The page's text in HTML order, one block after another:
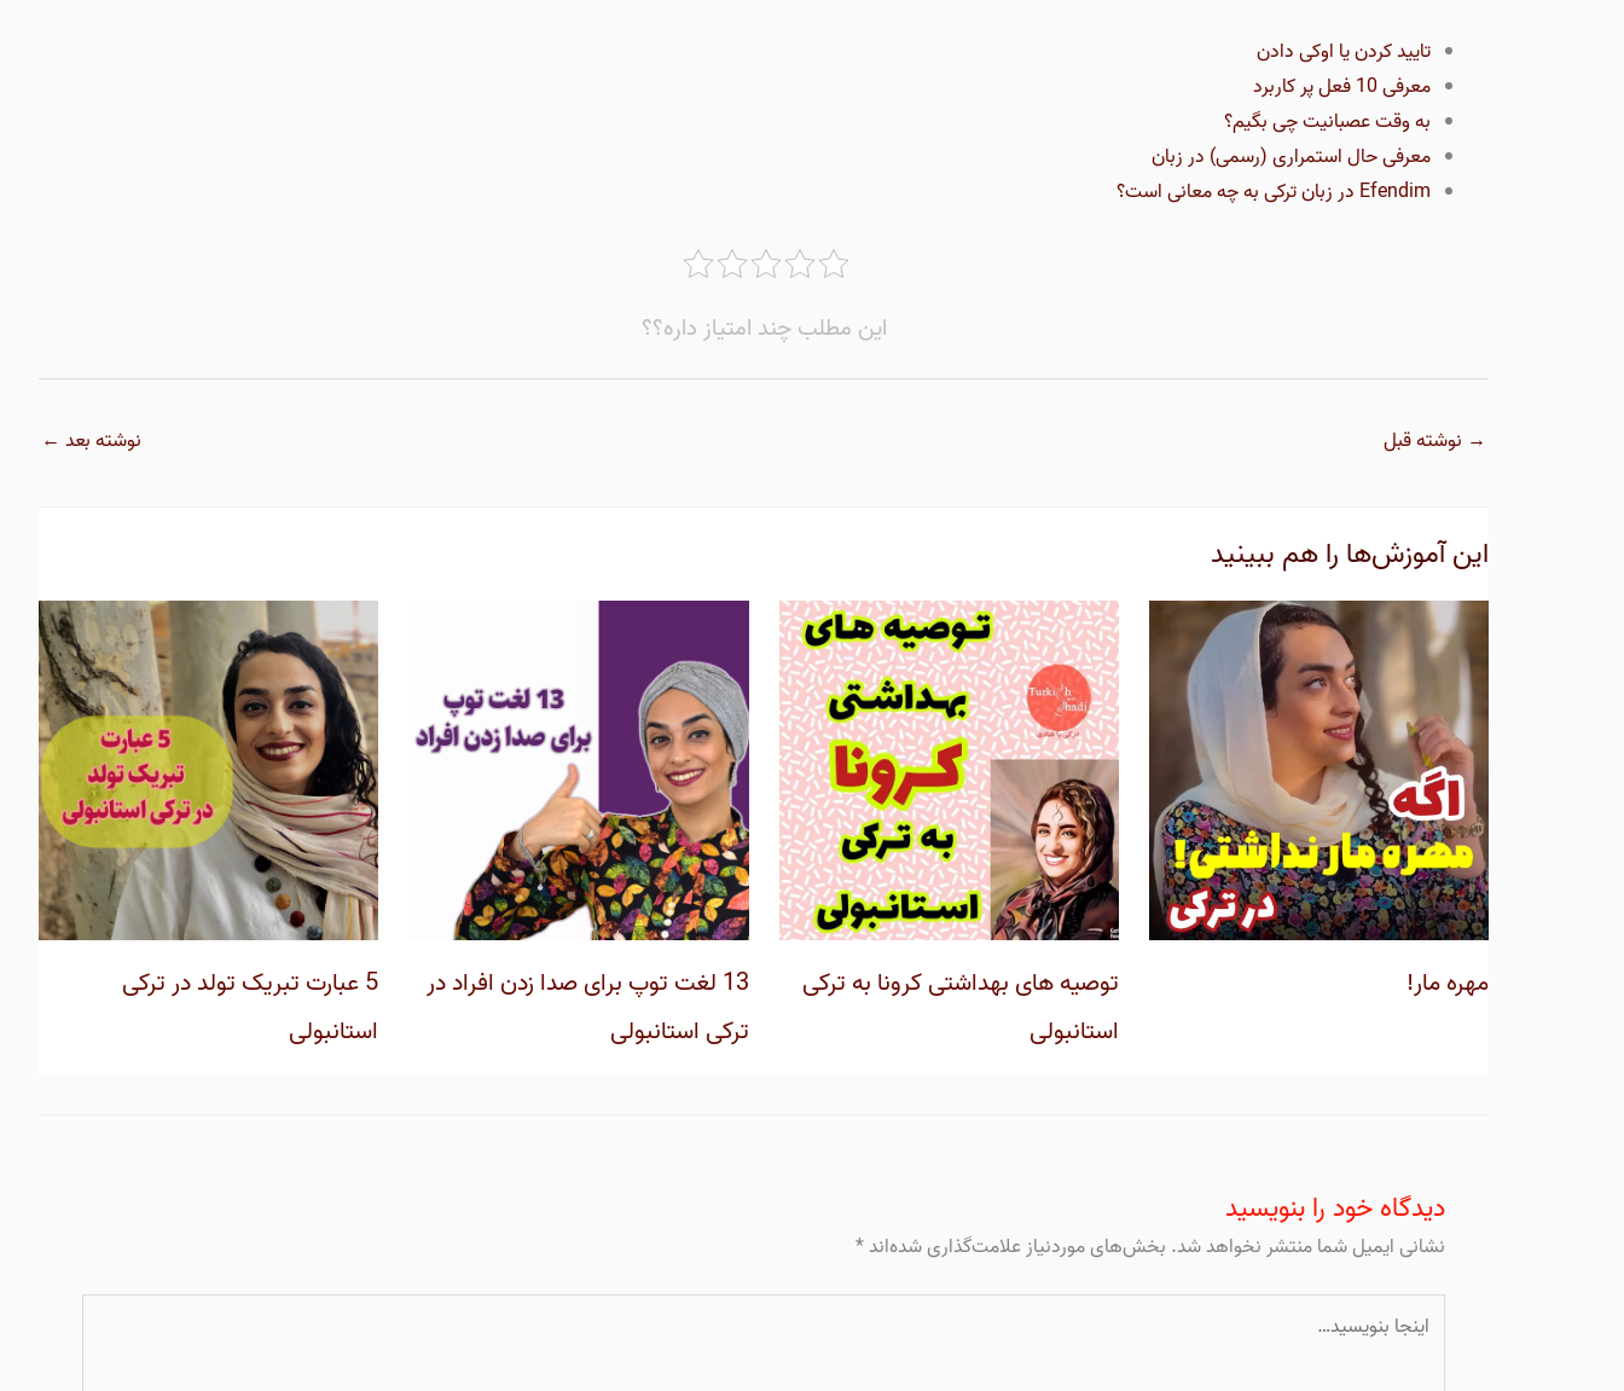
تایید کردن یا اوکی دادن
معرفی 10 فعل پر کاربرد
به وقت عصبانیت چی بگیم؟
معرفی حال استمراری (رسمی) در زبان
Efendim در زبان ترکی به چه معانی است؟
این مطلب چند امتیاز داره؟؟
→ نوشته قبل نوشته بعد ←
این آموزش‌ها را هم ببینید
مهره مار!
توصیه های بهداشتی کرونا به ترکی
استانبولی
13 لغت توپ برای صدا زدن افراد در
ترکی استانبولی
5 عبارت تبریک تولد در ترکی
استانبولی
دیدگاه‌ خود را بنویسید
نشانی ایمیل شما منتشر نخواهد شد. بخش‌های موردنیاز علامت‌گذاری شده‌اند*
بنویسید…